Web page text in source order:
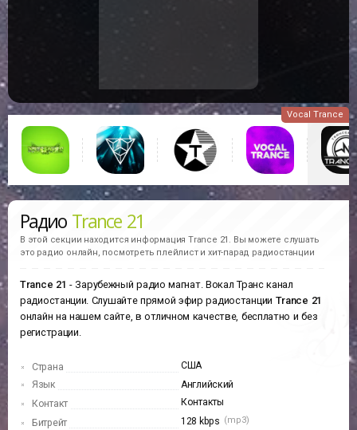
Vocal Trance
Радио Trance 21
В этой секции находится информация Trance 21. Вы можете слушать
это радио онлайн, посмотреть плейлист и хит-парад радиостанции
Trance 21 - Зарубежный радио магнат. Вокал Транс канал
радиостанции. Слушайте прямой эфир радиостанции Trance 21
онлайн на нашем сайте, в отличном качестве, бесплатно и без
регистрации.
Страна
США
Язык
Английский
Контакт
Контакты
Битрейт
128 kbps (mp3)